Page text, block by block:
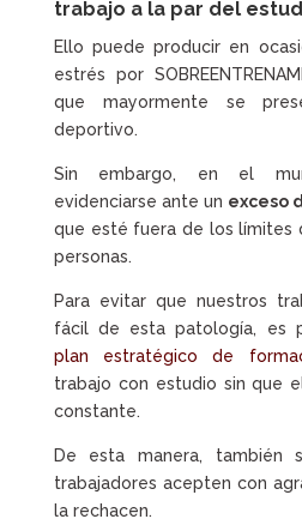
trabajo a la par del
Ello puede producir en
estrés por
que mayormente se
deportivo.
Sin embargo, en el
evidenciarse ante un exceso
que esté fuera de los límites
personas.
Para evitar que nuestros
fácil de esta patología, es
plan estratégico de
trabajo con estudio sin que
constante.
De esta manera, también
trabajadores acepten con
la rechacen.